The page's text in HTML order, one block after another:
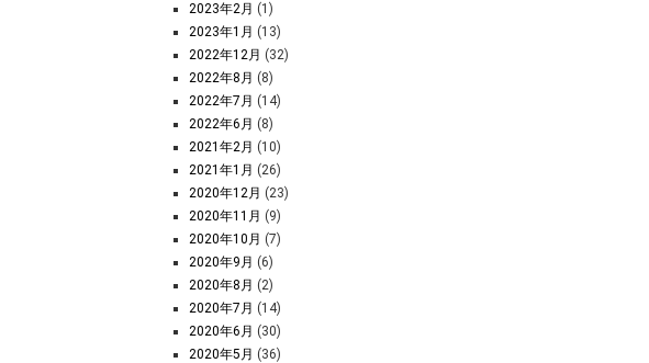
2023年2月 (1)
2023年1月 (13)
2022年12月 (32)
2022年8月 (8)
2022年7月 (14)
2022年6月 (8)
2021年2月 (10)
2021年1月 (26)
2020年12月 (23)
2020年11月 (9)
2020年10月 (7)
2020年9月 (6)
2020年8月 (2)
2020年7月 (14)
2020年6月 (30)
2020年5月 (36)